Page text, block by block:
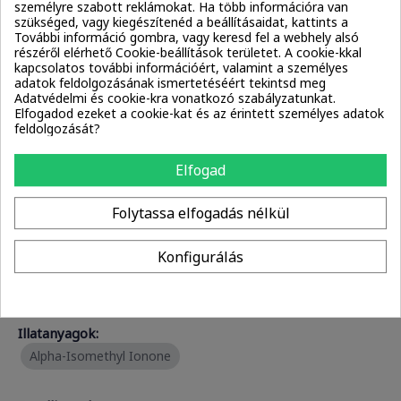
Biztos, hogy újra veszem
Amikor száraz hajamra használtam, akkor eléggé
elnehezítette a hajvégeim. Viszont mióta hajmosás és leave-
in után, szárítás előtt, viszem fel a hajamra. Azóta nem
nehezíti el és még a hőtől is védi a hajam. Biztosan újra
fogom venni, hisz kedvező áron van(így, hogy hajmosások
után használom, sokáig elég), a hajam is szereti, jó ápolást
nyújt neki és még az illatát is szeretem.
Milyen vastagok a hajszálaid?
Károsodott a hajad?
Festett a hajad?
Összetevők részletesen
Kattints az összetevőkre, hogy megtudd, hogyan hatnak
a hajadra és a fejbőrödre!
Aktív hatóanyagok 
Kondicionálók:
Alpha-Isomethyl Ionone
Cyclopentasiloxane
Illatanyagok:
Alpha-Isomethyl Ionone
személyre szabott reklámokat. Ha több információra van
szükséged, vagy kiegészítenéd a beállításaidat, kattints a
További információ gombra, vagy keresd fel a webhely alsó
részéről elérhető Cookie-beállítások területet. A cookie-kkal
kapcsolatos további információért, valamint a személyes
adatok feldolgozásának ismertetéséért tekintsd meg
Adatvédelmi és cookie-kra vonatkozó szabályzatunkat.
Elfogadod ezeket a cookie-kat és az érintett személyes adatok
feldolgozását?
Elfogad
Folytassa elfogadás nélkül
Konfigurálás